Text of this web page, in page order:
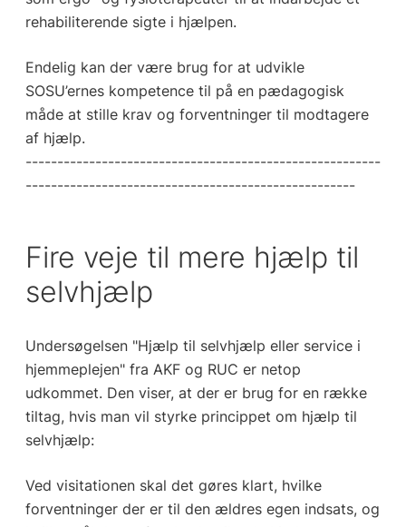
rehabiliterende sigte i hjælpen.
Endelig kan der være brug for at udvikle
SOSU’ernes kompetence til på en pædagogisk
måde at stille krav og forventninger til modtagere
af hjælp.
--------------------------------------------------------
----------------------------------------------------
Fire veje til mere hjælp til
selvhjælp
Undersøgelsen "Hjælp til selvhjælp eller service i
hjemmeplejen" fra AKF og RUC er netop
udkommet. Den viser, at der er brug for en række
tiltag, hvis man vil styrke princippet om hjælp til
selvhjælp:
Ved visitationen skal det gøres klart, hvilke
forventninger der er til den ældres egen indsats, og